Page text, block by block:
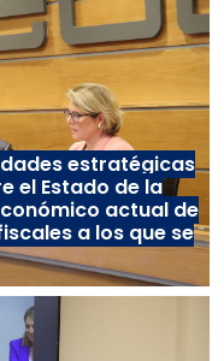
estratégicas
el Estado de la
actual de
a los que se